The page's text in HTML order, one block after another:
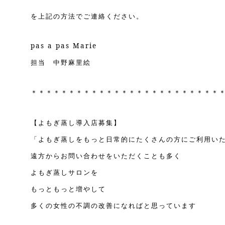
を上記の方法でご連絡ください。
pas a pas Marie
担当 中野麻里絵
＊＊＊＊＊＊＊＊＊＊＊＊＊＊＊＊＊＊＊＊＊＊＊＊＊
【よもぎ蒸し導入店募集】
「よもぎ蒸しをもっと日常的にたくさんの方にご利用い
遠方からお問い合わせをいただくことも多く
よもぎ蒸しサロンを
もっともっと増やして
多くの女性の不調の改善になればと思っています